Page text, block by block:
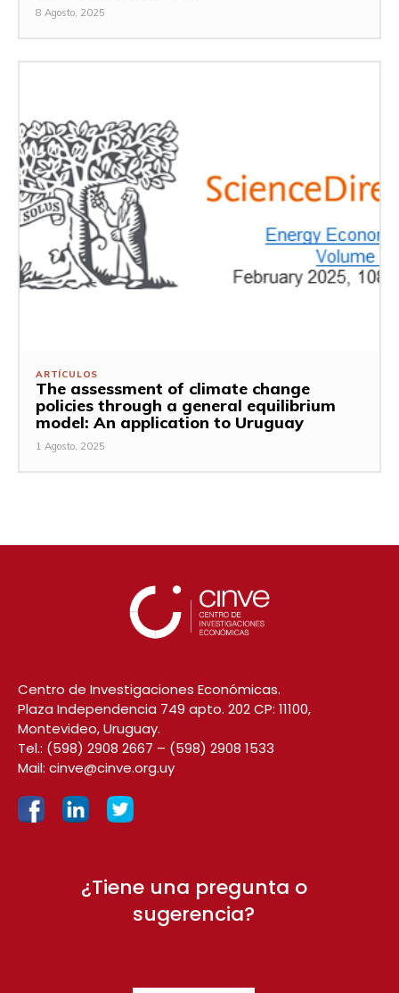
8 Agosto, 2025
ARTÍCULOS
The assessment of climate change
policies through a general equilibrium
model: An application to Uruguay
1 Agosto, 2025
Centro de Investigaciones Económicas.
Plaza Independencia 749 apto. 202 CP: 11100,
Montevideo, Uruguay.
Tel.: (598) 2908 2667 – (598) 2908 1533
Mail: cinve@cinve.org.uy
¿Tiene una pregunta o
sugerencia?